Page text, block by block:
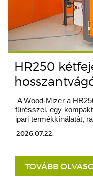
HR250
A Wood-Mizer a
fűrésszel, egy
ipari termékkínálatát,
2026.07.22.
TOVÁBB